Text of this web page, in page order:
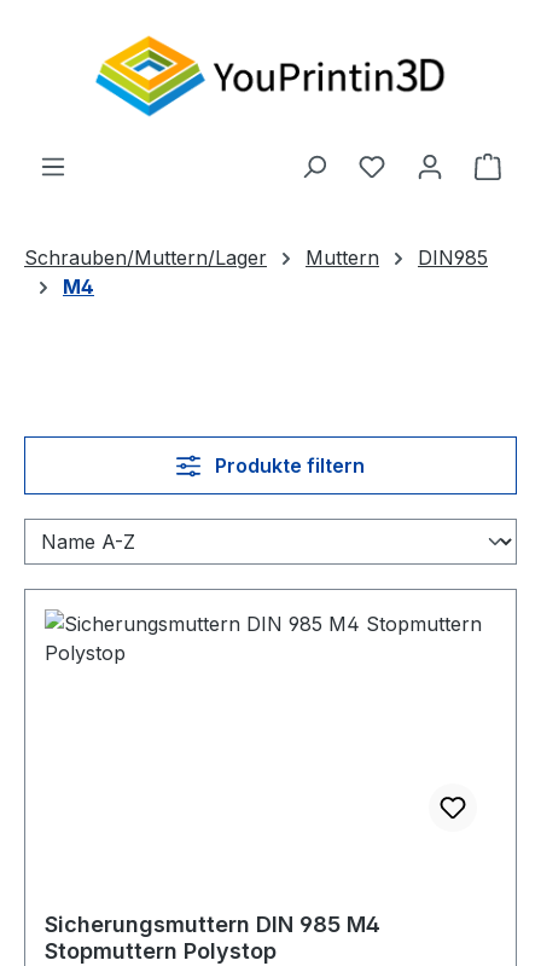
Du hast 0
Schrauben/Muttern/Lager Muttern
DIN985
M4
Produkte filtern
Sicherungsmuttern DIN 985 M4
Stopmuttern Polystop